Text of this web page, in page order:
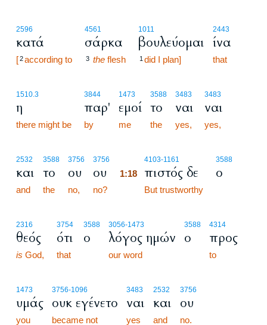
2596
κατά
[2according to
4561
σάρκα
3 the flesh
1011
βουλεύομαι
1 did I plan]
2443
ίνα
that
1510.3
η
there might be
3844
παρ'
by
1473
εμοί
me
3588
το
the
3483
ναι
yes,
3483
ναι
yes,
2532
και
and
3588
το
the
3756
ου
no,
3756
ου
no?
4103-1161
1:18 πιστός δε
But trustworthy
3588
ο
2316
θεός
is God,
3754
ότι
that
3588
ο
3056-1473
λόγος ημών
our word
3588
ο
4314
προς
to
1473
υμάς
you
3756-1096
ουκ εγένετο
became not
3483
ναι
yes
2532
και
and
3756
ου
no.